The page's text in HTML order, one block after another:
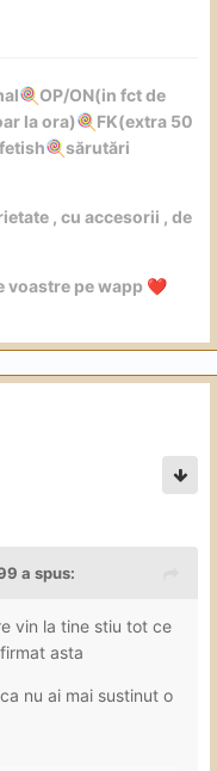
🍭 OP/ON(in fct de
la ora)🍭 FK(extra 50
🍭 sărutări
, cu accesorii , de
voastre pe wapp ❤️
a spus:
vin la tine stiu tot ce
asta
nu ai mai sustinut o